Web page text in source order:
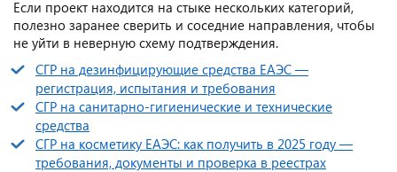
Если проект находится на стыке нескольких категорий,
полезно заранее сверить и соседние направления, чтобы
не уйти в неверную схему подтверждения.
СГР на дезинфицирующие средства ЕАЭС —
регистрация, испытания и требования
СГР на санитарно‑гигиенические и технические
средства
СГР на косметику ЕАЭС: как получить в 2025 году —
требования, документы и проверка в реестрах